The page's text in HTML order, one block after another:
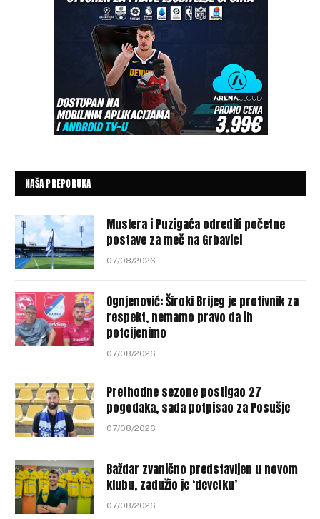
NAŠA PREPORUKA
Muslera i Puzigaća odredili početne
postave za meč na Grbavici
07/08/2026
Ognjenović: Široki Brijeg je protivnik za
respekt, nemamo pravo da ih
potcijenimo
07/08/2026
Prethodne sezone postigao 27
pogodaka, sada potpisao za Posušje
07/08/2026
Baždar zvanično predstavljen u novom
klubu, zadužio je ‘devetku’
07/08/2026